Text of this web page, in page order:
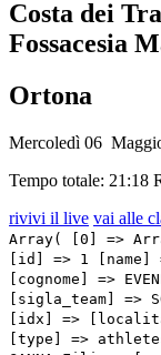
Costa dei
Fossacesia
Ortona
Mercoledì 06
Tempo totale: 21:18
rivivi il live vai alle
Array( [0] => Array ( [type] => athletes [pos] => 1 [id] => 1 [name] => EVENEPOEL Remco [nome] => Remco [cognome] => EVENEPOEL [team] => SOUDAL QUICK-STEP [sigla_team] => SOQ [val] => 21:18 [distacco] => 0:00 [idx] => [localita] => [abbuono] => ) [1] => Array ( [type] => athletes [pos] => 2 [id] => 114 [name] => GANNA Filippo [nome] => Filippo [cognome] => GANNA [team] => INEOS GRENADIERS [sigla_team] => IGD [val] => 21:40 [distacco] => 0:22 [idx] => [localita] => [abbuono] => ) [2] => Array ( [type] => athletes [pos] => 3 [id] => 211 [name] => ALMEIDA Joao Pedro [nome] => Joao Pedro [cognome] => ALMEIDA [team] => UAE TEAM EMIRATES [sigla_team] => UAD [val] => 21:47 [distacco] => 0:29 [idx] => [localita] => [abbuono] => ) [3] => Array ( [type] => athletes [pos] => 4 [id] => 111 [name] => GEOGHEGAN HART Tao [nome] => Tao [cognome] => GEOGHEGAN HART [team] => INEOS GRENADIERS [sigla_team] => IGD [val] => 21:58 [distacco] => 0:40 [idx] => [localita] => [abbuono] => ) [4] => Array ( [type] => athletes [pos] => 5 [id] => 104 [name] => KUNG Stefan [nome] => Stefan [cognome] => KUNG [team] => GROUPAMA - FDJ [sigla_team] => GFC [val] => 22:01 [distacco] => 0:43 [idx] => [localita] => [abbuono] => ) [5] => Array ( [type] => athletes [pos] => 6 [id] => 141 [name] => ROGLIC Primoz [nome] => Primoz [cognome] => ROGLIC [team] => JUMBO-VISMA [sigla_team] => TJV [val] => 22:01 [distacco] => 0:43 [idx] => [localita] => [abbuono] => ) [6] => Array ( [type] => athletes [pos] => 7 [id] => 218 [name] => VINE Jay [nome] => Jay [cognome] => VINE [team] => UAE TEAM EMIRATES [sigla_team] => UAD [val] => 22:04 [distacco] => 0:46 [idx] => [localita] => [abbuono] => ) [7] => Array ( [type] => athletes [pos] => 8 [id] => 216 [name] => MCNULTY Brandon [nome] => Brandon [cognome] => MCNULTY [team] => UAE TEAM EMIRATES [sigla_team] => UAD [val] => 22:06 [distacco] => 0:48 [idx] => [localita] => [abbuono] => ) [8] => Array (